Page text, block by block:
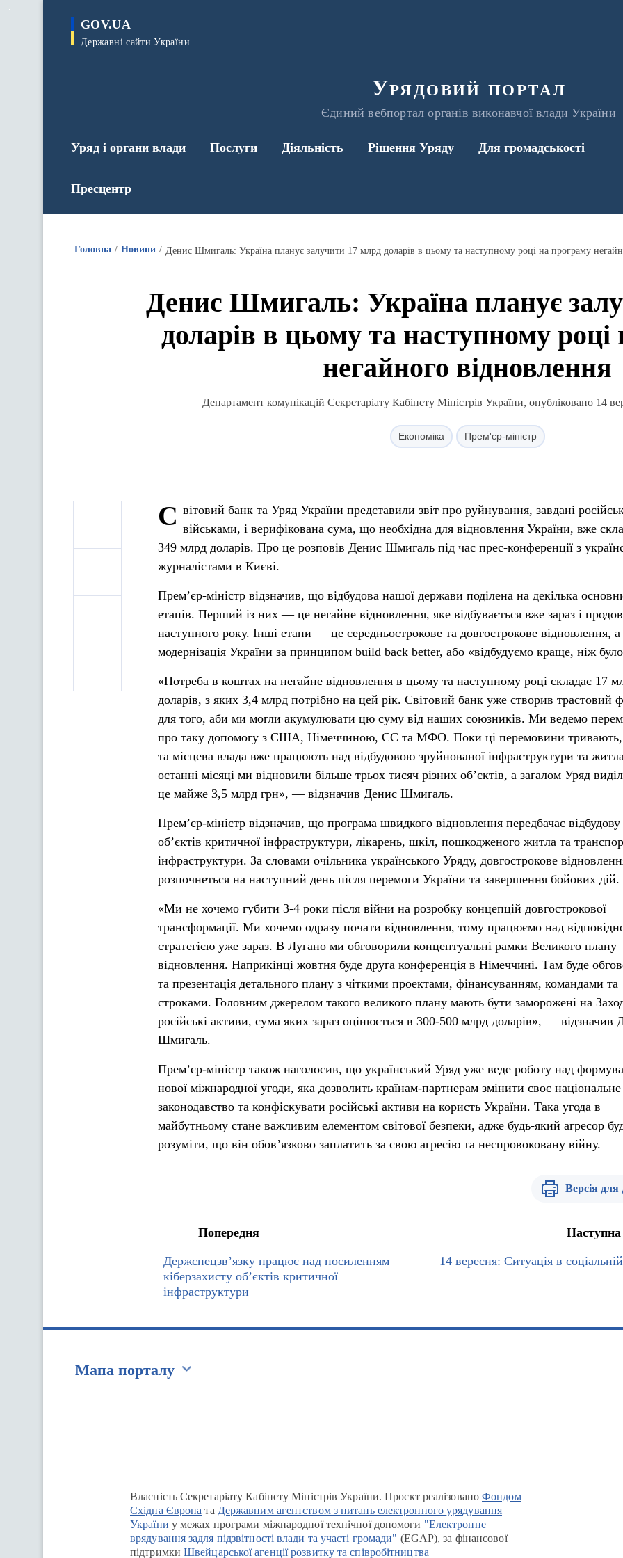
GOV.UA
Державні сайти України
Урядовий портал
Єдиний вебпортал органів виконавчої влади України
Уряд і органи влади Послуги Діяльність Рішення Уряду Для громадськості
Пресцентр
Головна Новини
Денис Шмигаль: Україна планує
доларів в цьому та наступному
негайного відновлення
Департамент комунікацій Секретаріату Кабінету Міністрів України, опубліковано 14
Економіка Прем'єр-міністр
С вітовий банк та Уряд України представили звіт про руйнування, завдані
військами, і верифікована сума, що необхідна для відновлення України, вже
349 млрд доларів. Про це розповів Денис Шмигаль під час прес-конференції з
журналістами в Києві.
Прем’єр-міністр відзначив, що відбудова нашої держави поділена на декілька
етапів. Перший із них — це негайне відновлення, яке відбувається вже зараз і
наступного року. Інші етапи — це середньострокове та довгострокове відновлення,
модернізація України за принципом build back better, або «відбудуємо краще, ніж
«Потреба в коштах на негайне відновлення в цьому та наступному році складає 17
доларів, з яких 3,4 млрд потрібно на цей рік. Світовий банк уже створив трастовий
для того, аби ми могли акумулювати цю суму від наших союзників. Ми ведемо
про таку допомогу з США, Німеччиною, ЄС та МФО. Поки ці перемовини
та місцева влада вже працюють над відбудовою зруйнованої інфраструктури та
останні місяці ми відновили більше трьох тисяч різних об’єктів, а загалом Уряд
це майже 3,5 млрд грн», — відзначив Денис Шмигаль.
Прем’єр-міністр відзначив, що програма швидкого відновлення передбачає відбудову
об’єктів критичної інфраструктури, лікарень, шкіл, пошкодженого житла та
інфраструктури. За словами очільника українського Уряду, довгострокове
розпочнеться на наступний день після перемоги України та завершення бойових дій.
«Ми не хочемо губити 3-4 роки після війни на розробку концепцій довгострокової
трансформації. Ми хочемо одразу почати відновлення, тому працюємо над
стратегією уже зараз. В Лугано ми обговорили концептуальні рамки Великого плану
відновлення. Наприкінці жовтня буде друга конференція в Німеччині. Там буде
та презентація детального плану з чіткими проектами, фінансуванням, командами та
строками. Головним джерелом такого великого плану мають бути заморожені на
російські активи, сума яких зараз оцінюється в 300-500 млрд доларів», — відзначив
Шмигаль.
Прем’єр-міністр також наголосив, що український Уряд уже веде роботу над
нової міжнародної угоди, яка дозволить країнам-партнерам змінити своє національне
законодавство та конфіскувати російські активи на користь України. Така угода в
майбутньому стане важливим елементом світової безпеки, адже будь-який агресор
розуміти, що він обов’язково заплатить за свою агресію та неспровоковану війну.
Версія для
Попередня
Держспецзв’язку працює над посиленням
кіберзахисту об’єктів критичної
інфраструктури
Наступна
14 вересня: Ситуація в
Мапа порталу
Власність Секретаріату Кабінету Міністрів України. Проєкт реалізованоФондом
Східна Європа та Державним агентством з питань електронного урядування
України у межах програми міжнародної технічної допомоги "Електронне
врядування задля підзвітності влади та участі громади" (EGAP), за фінансової
підтримки Швейцарської агенції розвитку та співробітництва